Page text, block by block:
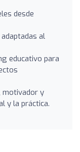
desde
al
educativo para
motivador y
y la práctica.